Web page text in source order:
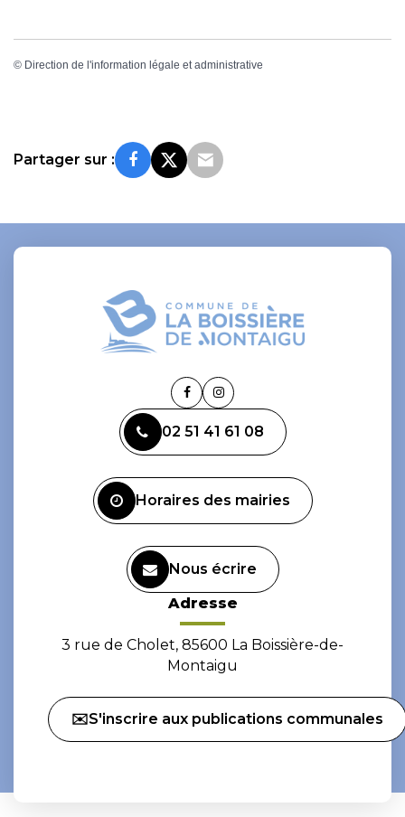
© Direction de l'information légale et administrative
Partager sur :
Lien
le
compte
Lien
le
compte
02 51 41 61 08
Horaires des mairies
Nous écrire
Adresse
3 rue de Cholet, 85600 La Boissière-de-
Montaigu
✉️S'inscrire aux publications communales